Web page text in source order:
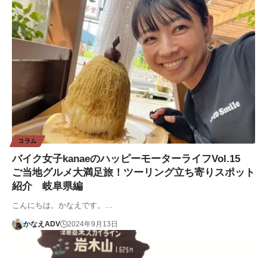
コラム
バイク女子kanaeのハッピーモーターライフVol.15
ご当地グルメ大満足旅！ツーリング立ち寄りスポット
紹介 岐阜県編
こんにちは。かなえです。…
かなえADV 2024年9月13日